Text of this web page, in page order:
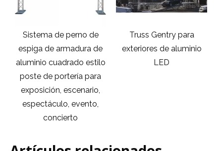
Sistema de perno de
espiga de armadura de
aluminio cuadrado estilo
poste de portería para
exposición, escenario,
espectáculo, evento,
concierto
Truss Gentry para
exteriores de aluminio
LED